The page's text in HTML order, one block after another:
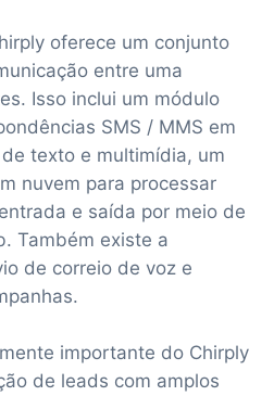
oferece um conjunto
entre uma
Isso inclui um módulo
SMS / MMS em
texto e multimídia, um
nuvem para processar
e saída por meio de
Também existe a
de correio de voz e
importante do Chirply
de leads com amplos